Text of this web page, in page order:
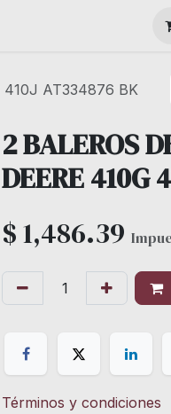
410J AT334876 BK
2 BALEROS
DEERE 410G
$1,486.39
Términos y condiciones